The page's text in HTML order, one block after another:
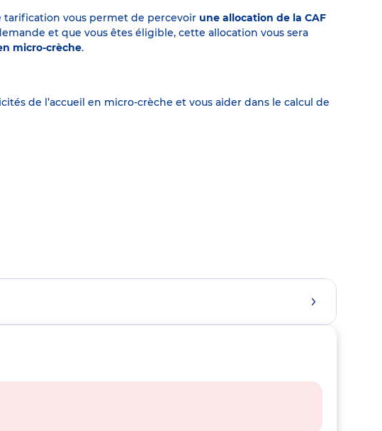
tarification vous permet de percevoir une allocation de la CAF
et que vous êtes éligible, cette allocation vous sera
micro-crèche.
de l’accueil en micro-crèche et vous aider dans le calcul de